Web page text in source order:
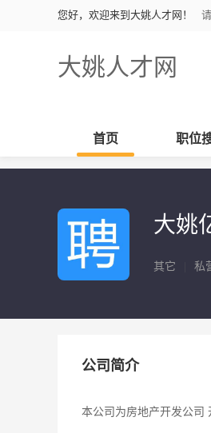
您好，欢迎来到大姚人才网！
大姚人才网
首页 职位
大姚
其它 私
公司简介
本公司为房地产开发公司